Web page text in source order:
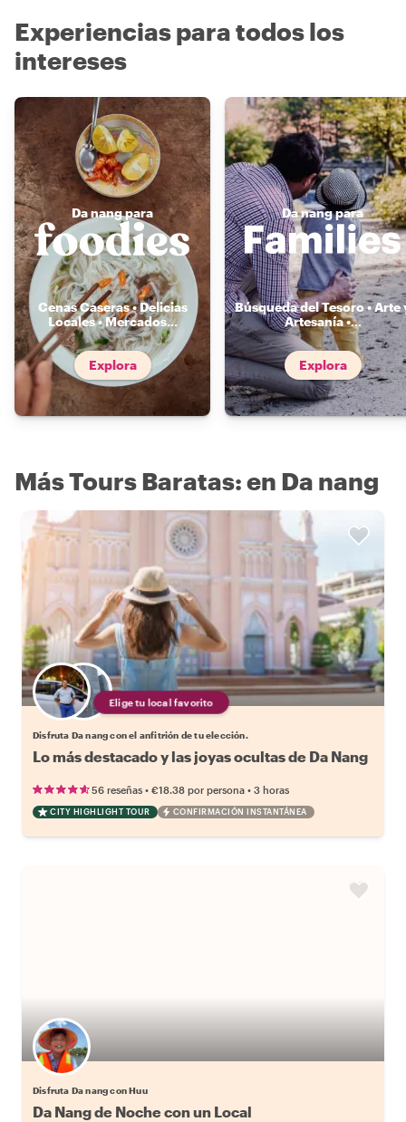
Experiencias para todos los
intereses
Da nang para
Cenas Caseras • Delicias
Locales • Mercados...
Explora
Da nang para
Búsqueda del Tesoro • Arte
Artesanía •...
Explora
Más Tours Baratas: en Da nang
Elige tu local favorito
Disfruta Da nang con el anfitrión de tu elección.
Lo más destacado y las joyas ocultas de Da Nang
56 reseñas • €18.38 por persona • 3 horas
CITY HIGHLIGHT TOUR CONFIRMACIÓN INSTANTÁNEA
Disfruta Da nang con Huu
Da Nang de Noche con un Local